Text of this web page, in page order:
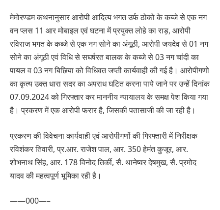
मेमोरण्डम कथनानुसार आरोपी आदित्य भगत उर्फ ठोको के कब्जे से एक नग
वन प्लस 11 आर मोबाइल एवं घटना में प्रयुक्त लोहे का राड़, आरोपी
रविराज भगत के कब्जे से एक नग सोने का अंगूठी, आरोपी जयदेव से 01 नग
सोने का अंगूठी एवं विधि से सघर्षरत बालक के कब्जे से 03 नग चांदी का
पायल व 03 नग बिछिया को विधिवत जप्ती कार्यवाही की गई है। आरोपीगणो
का कृत्य उक्त धारा सदर का अपराध घटित करना पाये जाने पर उन्हें दिनांक
07.09.2024 को गिरफ्तार कर माननीय न्यायालय के समक्ष पेश किया गया
है। प्रकरण में एक आरोपी फरार है, जिसकी पतासाजी की जा रही है।
प्रकरण की विवेचना कार्यवाही एवं आरोपीगणों की गिरफ्तारी में निरीक्षक
रविशंकर तिवारी, प्र.आर. राजेश पाल, आर. 350 हेमंत कुजूर, आर.
शोभनाथ सिंह, आर. 178 विनोद तिर्की, सै. थानेष्वर देषमुख, सै. प्रमोद
यादव की महत्वपूर्ण भूमिका रही है।
——000—–